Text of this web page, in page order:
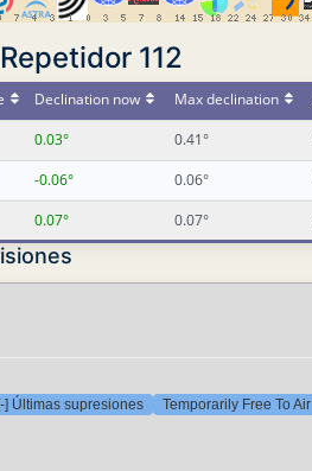
112
Declination now Max declination
0.03° 0.41°
-0.06° 0.06°
0.07° 0.07°
[-] Últimas supresiones Temporarily Free To Air